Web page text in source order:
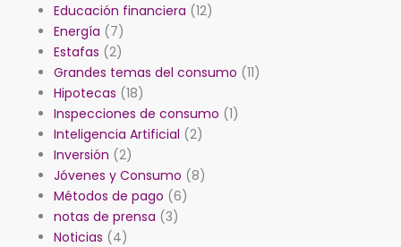
Educación financiera (12)
Energía (7)
Estafas (2)
Grandes temas del consumo (11)
Hipotecas (18)
Inspecciones de consumo (1)
Inteligencia Artificial (2)
Inversión (2)
Jóvenes y Consumo (8)
Métodos de pago (6)
notas de prensa (3)
Noticias (4)